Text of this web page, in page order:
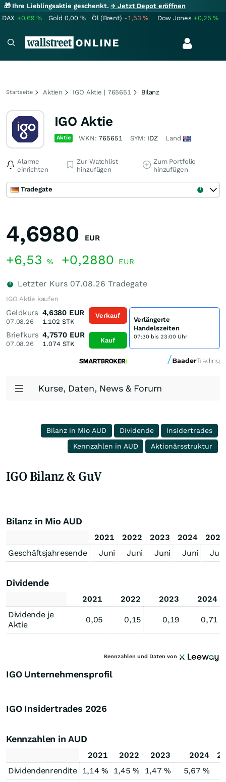
🎁 Ihre Lieblingsaktie geschenkt.→ Jetzt Depot eröffnen
DAX +0,69% Gold 0,00 % Öl (Brent) -1,53% Dow Jones +0,25%
Startseite Aktien IGO Aktie | 765651 Bilanz
IGO Aktie
Aktie WKN:765651 SYM: IDZ Land
Alarme
einrichten
Zur Watchlist
hinzufügen
Zum Portfolio
hinzufügen
Tradegate
4,6980 EUR
+6,53 % +0,2880 EUR
Letzter Kurs 07.08.26 Tradegate
IGO Aktie kaufen
Geldkurs
07.08.26
4,6380 EUR
1.102 STK
Briefkurs
07.08.26
4,7570 EUR
1.074STK
Verkauf
Kauf
Verlängerte
Handelszeiten
07:30 bis 23:00 Uhr
Kurse, Daten, News & Forum
Bilanz in Mio AUD Dividende
Insidertrades
Kennzahlen in AUD
Aktionärsstruktur
IGO Bilanz & GuV
Bilanz in Mio AUD
2021 2022 2023 2024
2025
Geschäftsjahresende
Juni Juni Juni Juni Juni
Dividende
2021 2022 2023
2024
Dividende je
Aktie
0,05 0,15 0,19 0,71
Kennzahlen und Daten von
IGO Unternehmensprofil
IGO Insidertrades 2026
Kennzahlen in AUD
2021 2022 2023 2024
Dividendenrendite 1,14 % 1,45 % 1,47 %
5,67 %